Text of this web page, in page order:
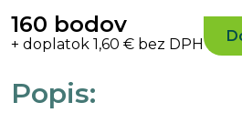
160 bodov
+ doplatok 1,60 € bez DPH
Popis: